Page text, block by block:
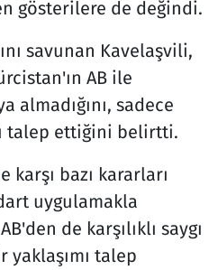
gösterilere de değindi.
savunan Kavelaşvili,
AB ile
almadığını, sadece
talep ettiğini belirtti.
bazı kararları
uygulamakla
de karşılıklı saygı
yaklaşımı talep